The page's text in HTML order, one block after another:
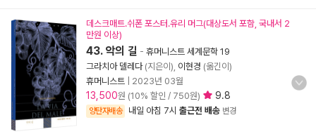
데스크매트.쉬폰 포스터.유리 머그(대상도서 포함, 국내서 2
만원 이상)
43. 악의 길 - 휴머니스트 세계문학 19
그라치아 델레다(지은이), 이현경 (옮긴이)
휴머니스트
2023년 03월
13,500원 (10% 할인 / 750원) 9.8
양탄자배송 내일 아침 7시 출근전 배송 변경